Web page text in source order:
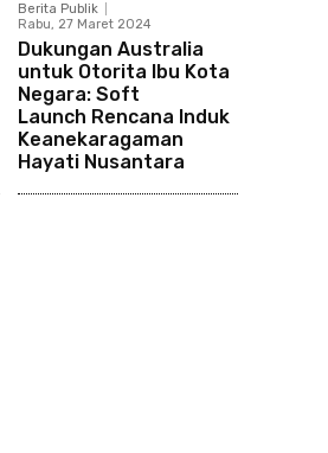
Berita Publik
Rabu, 27 Maret 2024
Dukungan Australia
untuk Otorita Ibu Kota
Negara: Soft
Launch Rencana Induk
Keanekaragaman
Hayati Nusantara